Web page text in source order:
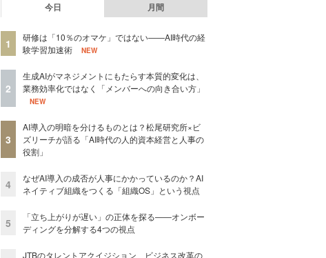
今日 月間
1
研修は「10％のオマケ」ではない——AI時代の経
験学習加速術
NEW
2
生成AIがマネジメントにもたらす本質的変化は、
業務効率化ではなく「メンバーへの向き合い方」
NEW
3
AI導入の明暗を分けるものとは？松尾研究所×ビ
ズリーチが語る「AI時代の人的資本経営と人事の
役割」
4
なぜAI導入の成否が人事にかかっているのか？AI
ネイティブ組織をつくる「組織OS」という視点
5
「立ち上がりが遅い」の正体を探る——オンボー
ディングを分解する4つの視点
JTBのタレントアクイジション ビジネス改革の